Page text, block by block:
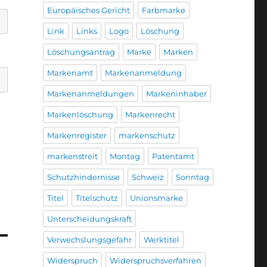
Europäisches Gericht Farbmarke
Link Links Logo Löschung
Löschungsantrag Marke Marken
Markenamt Markenanmeldung
Markenanmeldungen Markeninhaber
Markenlöschung Markenrecht
Markenregister markenschutz
markenstreit Montag Patentamt
Schutzhindernisse Schweiz Sonntag
Titel Titelschutz Unionsmarke
Unterscheidungskraft
Verwechslungsgefahr Werktitel
Widerspruch Widerspruchsverfahren